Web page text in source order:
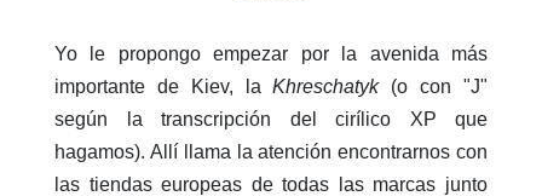
Yo le propongo empezar por la avenida más
importante de Kiev, laKhreschatyk(o con "J"
según la transcripción del cirílico XP que
hagamos). Allí llama la atención encontrarnos con
las tiendas europeas de todas las marcas junto